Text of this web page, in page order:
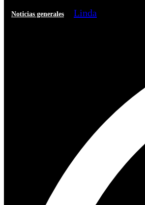
Noticias generales Linda